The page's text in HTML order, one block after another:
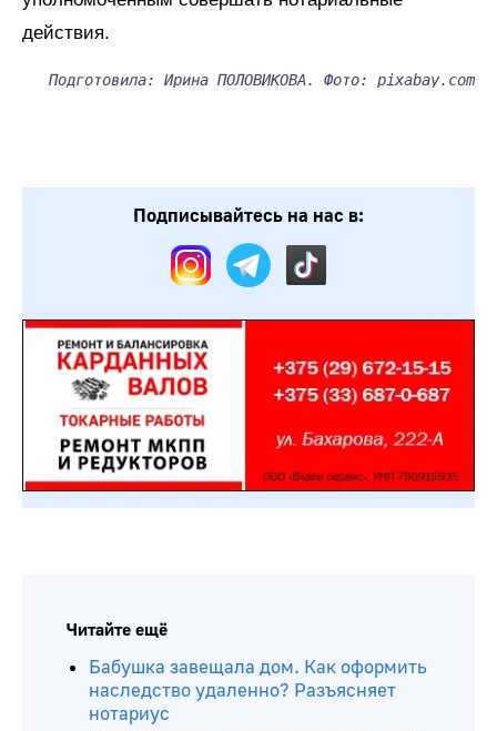
действия.
Подготовила: Ирина ПОЛОВИКОВА. Фото: pixabay.com
Подписывайтесь на нас в:
Читайте ещё
Бабушка завещала дом. Как оформить
наследство удаленно? Разъясняет
нотариус